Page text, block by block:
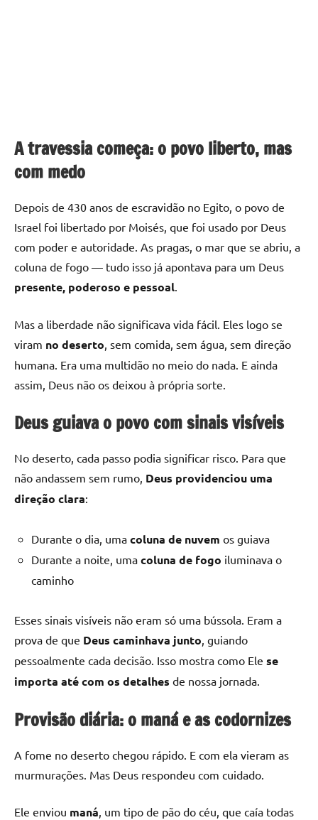
A travessia começa: o povo liberto, mas
com medo
Depois de 430 anos de escravidão no Egito, o povo de
Israel foi libertado por Moisés, que foi usado por Deus
com poder e autoridade. As pragas, o mar que se abriu, a
coluna de fogo — tudo isso já apontava para um Deus
presente, poderoso e pessoal.
Mas a liberdade não significava vida fácil. Eles logo se
viram no deserto, sem comida, sem água, sem direção
humana. Era uma multidão no meio do nada. E ainda
assim, Deus não os deixou à própria sorte.
Deus guiava o povo com sinais visíveis
No deserto, cada passo podia significar risco. Para que
não andassem sem rumo, Deus providenciou uma
direção clara:
Durante o dia, uma coluna de nuvem os guiava
Durante a noite, uma coluna de fogo iluminava o
caminho
Esses sinais visíveis não eram só uma bússola. Eram a
prova de que Deus caminhava junto, guiando
pessoalmente cada decisão. Isso mostra como Ele se
importa até com os detalhes de nossa jornada.
Provisão diária: o maná e as codornizes
A fome no deserto chegou rápido. E com ela vieram as
murmurações. Mas Deus respondeu com cuidado.
Ele enviou maná, um tipo de pão do céu, que caía todas